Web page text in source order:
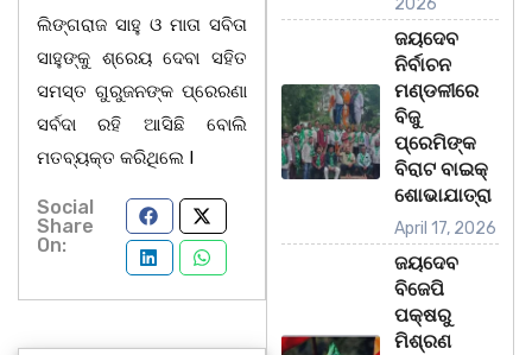
ଲିଙ୍ଗରାଜ ସାହୁ ଓ ମାତା ସବିତା
ସାହୁଙ୍କୁ ଶ୍ରେୟ ଦେବା ସହିତ
ସମସ୍ତ ଗୁରୁଜନଙ୍କ ପ୍ରେରଣା
ସର୍ବଦା ରହି ଆସିଛି ବୋଲି
ମତବ୍ୟକ୍ତ କରିଥିଲେ I
Social
Share
On:
2026
ଜୟଦେବ
ନିର୍ବାଚନ
ମଣ୍ଡଳୀରେ
ବିଜୁ
ପ୍ରେମିଙ୍କ
ବିରାଟ ବାଇକ୍
ଶୋଭାଯାତ୍ରା
April 17, 2026
ଜୟଦେବ
ବିଜେପି
ପକ୍ଷରୁ
ମିଶ୍ରଣ